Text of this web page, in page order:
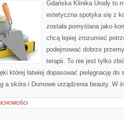
Gdańska Klinika Urody to
estetyczna spotyka się z
została pomyślana jako
chcą lepiej zrozumieć
podejmować dobrze
terapii. To nie jest tylko
której łatwiej dopasować pielęgnację
a skóra i Domowe urządzenia beauty.